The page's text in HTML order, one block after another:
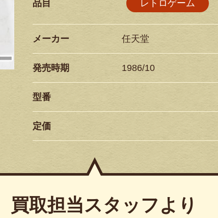
品目 レトロゲーム
メーカー 任天堂
発売時期 1986/10
型番
定価
買取担当スタッフより